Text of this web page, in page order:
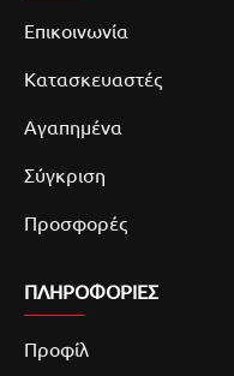
Επικοινωνία
Κατασκευαστές
Αγαπημένα
Σύγκριση
Προσφορές
ΠΛΗΡΟΦΟΡΙΕΣ
Προφίλ